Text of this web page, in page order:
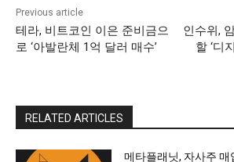
Previous article
테라, 비트코인 이은 준비금으
로 ‘아발란체 1억 달러 매수’
인수위,
할 ‘디
RELATED ARTICLES
메타플래닛, 자사주